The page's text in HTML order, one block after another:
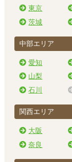
東京
茨城
中部エリア
愛知
山梨
石川
関西エリア
大阪
奈良